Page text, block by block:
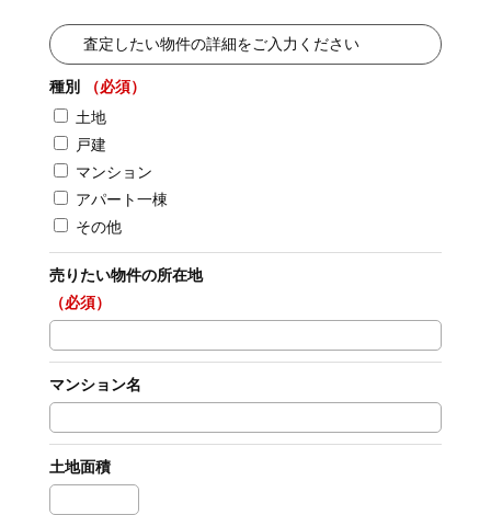
査定したい物件の詳細をご入力ください
種別
（必須）
土地
戸建
マンション
アパート一棟
その他
売りたい物件の所在地
（必須）
マンション名
土地面積